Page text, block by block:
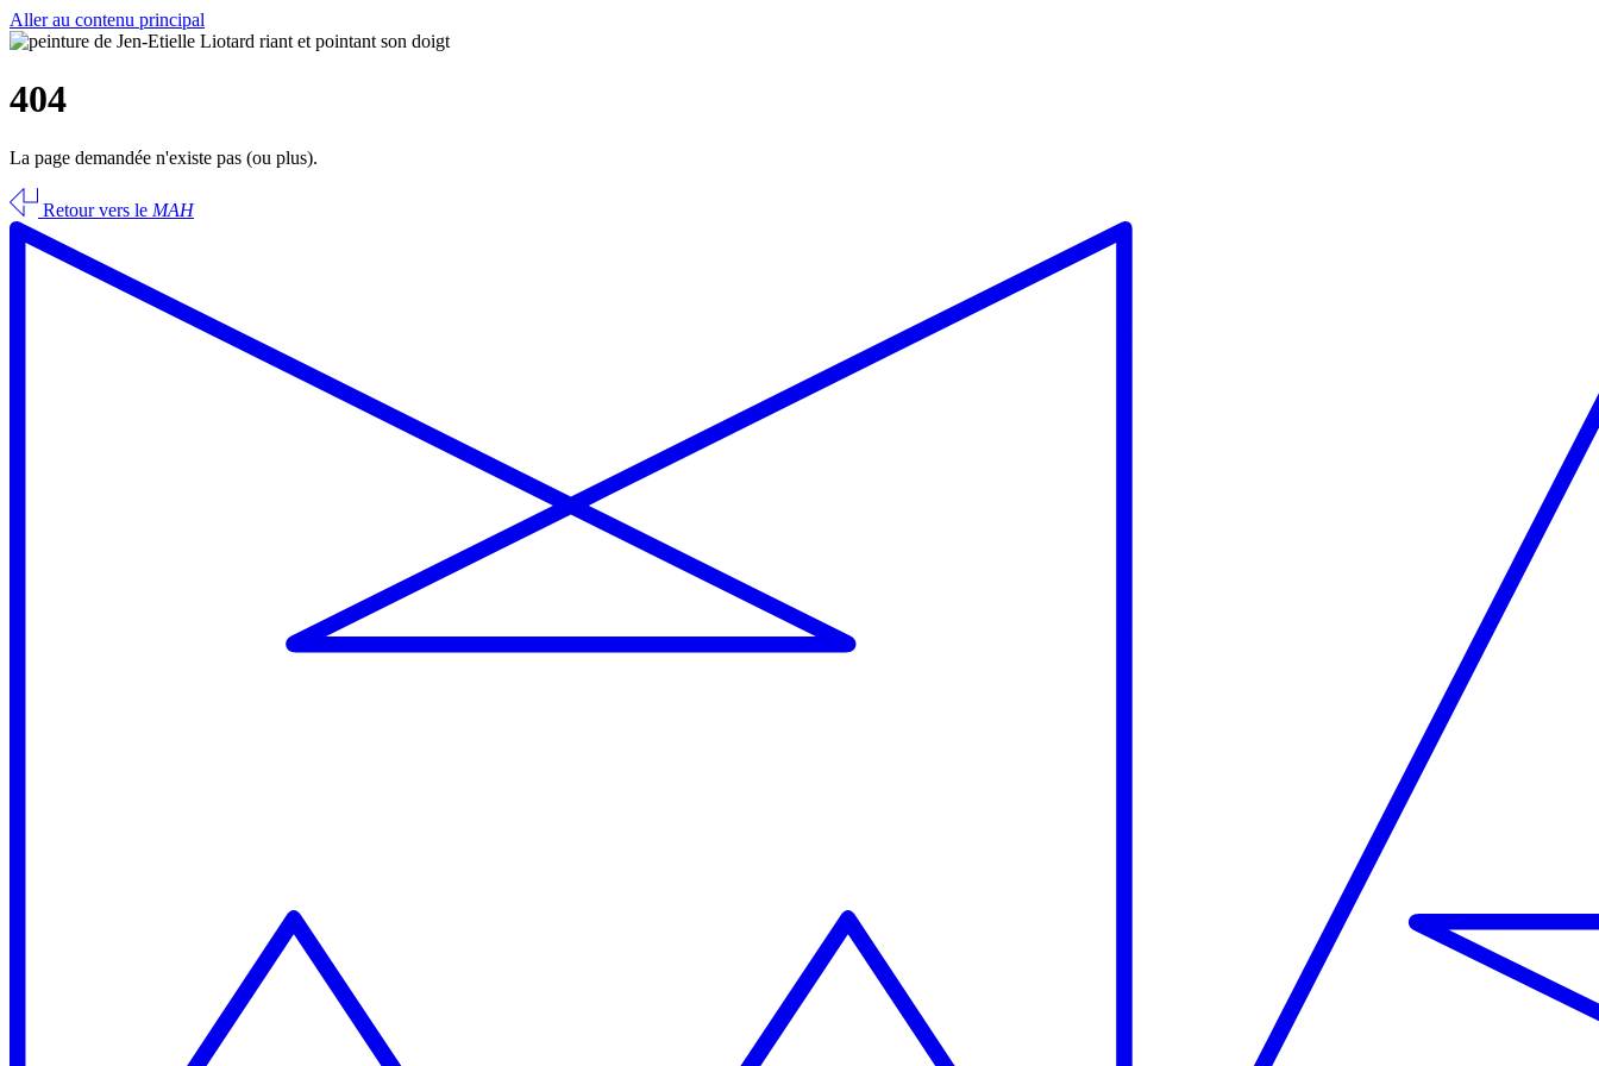
Aller au contenu principal
404
La page demandée n'existe pas (ou plus).
Retour vers le MAH